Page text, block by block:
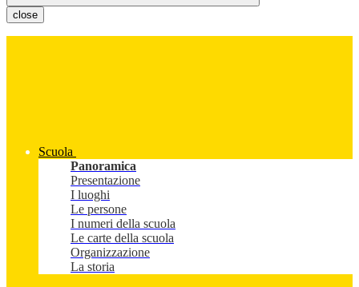
close
Scuola
Panoramica
Presentazione
I luoghi
Le persone
I numeri della scuola
Le carte della scuola
Organizzazione
La storia